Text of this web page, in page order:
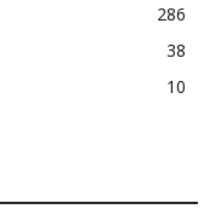
286
38
10